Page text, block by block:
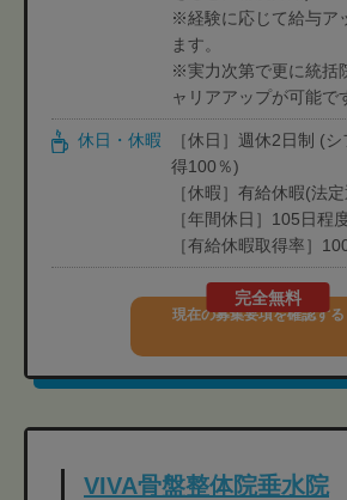
※経験に応じて給与ア
ます。
※実力次第で更に統括
ャリアアップが可能で
休日・休暇
［休日］週休2日制 (
得100％)
［休暇］有給休暇(法
［年間休日］105日程
［有給休暇取得率］
完全無料
現在の募集要項を確認する
VIVA骨盤整体院垂水院